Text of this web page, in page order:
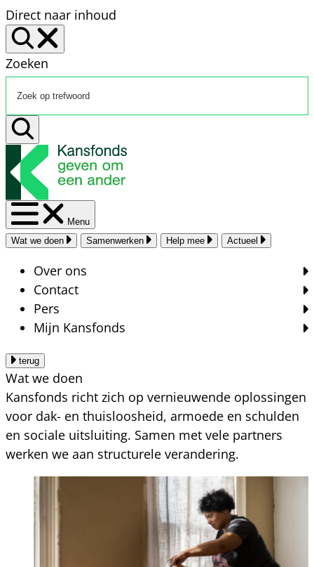
Direct naar inhoud
Zoeken
Menu
Wat we doen
Samenwerken Help mee Actueel
Over ons
Contact
Pers
Mijn Kansfonds
terug
Wat we doen
Kansfonds richt zich op vernieuwende oplossingen
voor dak- en thuisloosheid, armoede en schulden
en sociale uitsluiting. Samen met vele partners
werken we aan structurele verandering.